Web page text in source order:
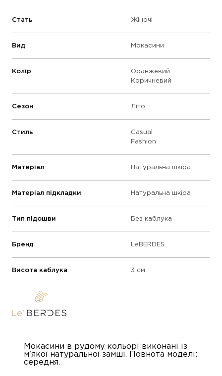
Стать Жіночі
Вид Мокасини
Колір
Оранжевий
Коричневий
Сезон Літо
Стиль
Casual
Fashion
Матеріал Натуральна шкіра
Матеріал підкладки Натуральна шкіра
Тип підошви Без каблука
Бренд LeBERDES
Висота каблука 3 см
Мокасини в рудому кольорі виконані із
м'якої натуральної замші. Повнота моделі:
середня.